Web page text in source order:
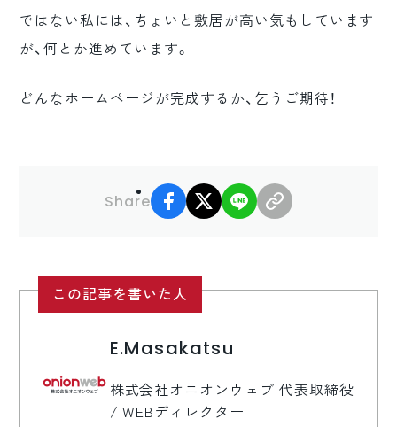
ではない私には、ちょいと敷居が高い気もしています
が、何とか進めています。
どんなホームページが完成するか、乞うご期待！
Share
facebook
X LINE
この記事を書いた人
E.Masakatsu
株式会社オニオンウェブ 代表取締役
/ WEBディレクター